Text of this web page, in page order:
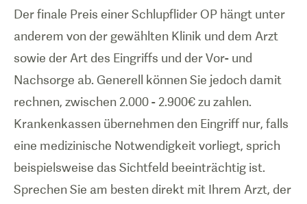
Der finale Preis einer Schlupflider OP hängt unter
anderem von der gewählten Klinik und dem Arzt
sowie der Art des Eingriffs und der Vor- und
Nachsorge ab. Generell können Sie jedoch damit
rechnen, zwischen 2.000 - 2.900€ zu zahlen.
Krankenkassen übernehmen den Eingriff nur, falls
eine medizinische Notwendigkeit vorliegt, sprich
beispielsweise das Sichtfeld beeinträchtig ist.
Sprechen Sie am besten direkt mit Ihrem Arzt, der